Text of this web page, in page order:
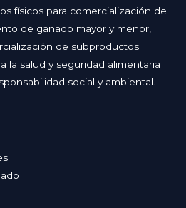
físicos para comercialización de
de ganado mayor y menor,
de subproductos
la salud y seguridad alimentaria
social y ambiental.